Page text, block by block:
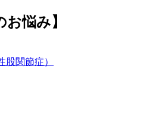
お悩み】
股関節症）